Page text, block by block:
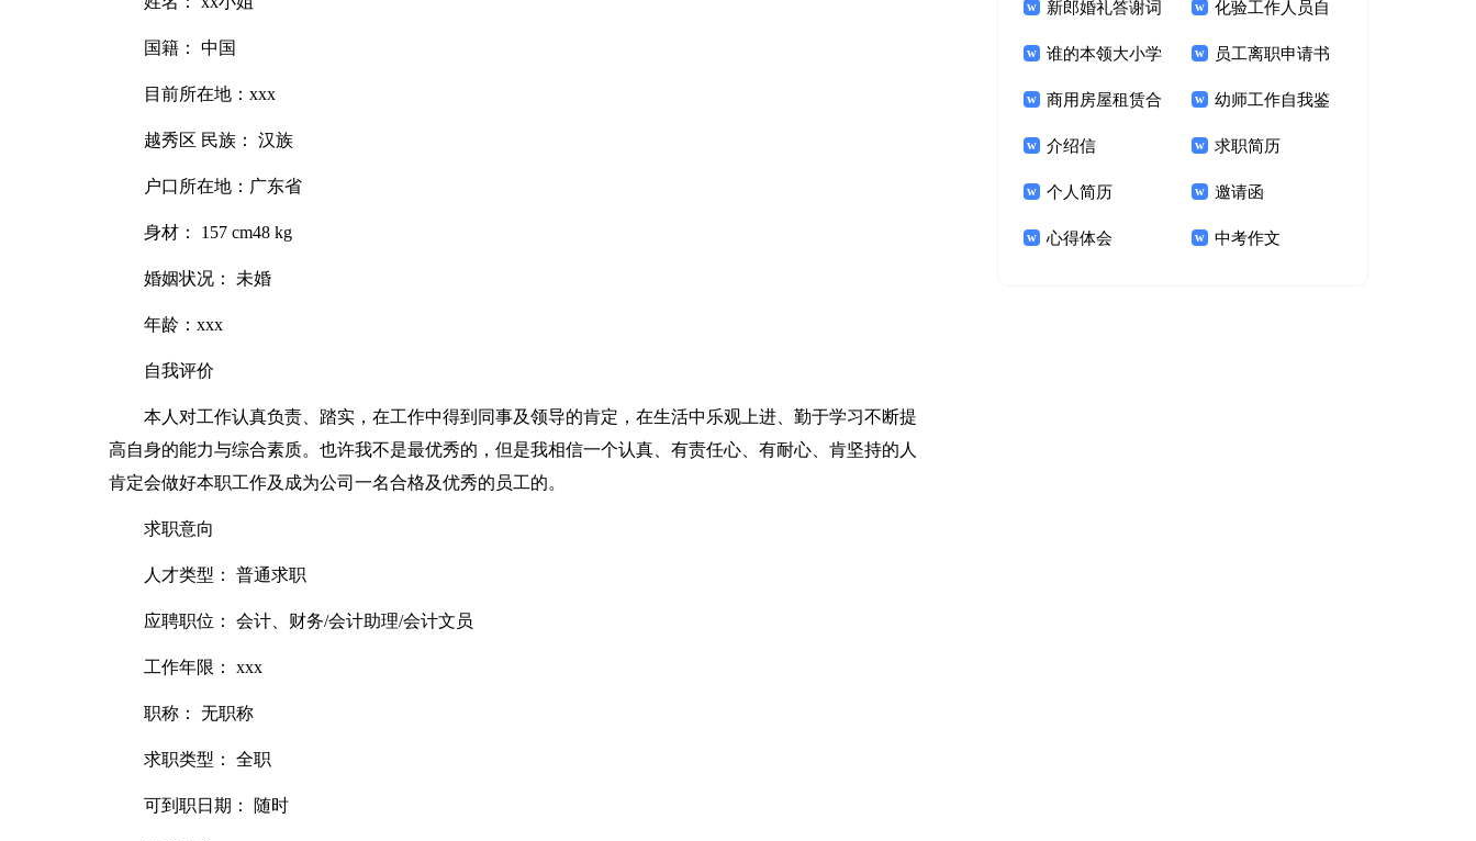
国籍： 中国
目前所在地：xxx
越秀区 民族： 汉族
户口所在地：广东省
身材： 157 cm48 kg
婚姻状况： 未婚
年龄：xxx
自我评价
本人对工作认真负责、踏实，在工作中得到同事及领导的肯定，在生活中乐观上进、勤于学习不断提
高自身的能力与综合素质。也许我不是最优秀的，但是我相信一个认真、有责任心、有耐心、肯坚持的人
肯定会做好本职工作及成为公司一名合格及优秀的员工的。
求职意向
人才类型： 普通求职
应聘职位： 会计、财务/会计助理/会计文员
工作年限： xxx
职称： 无职称
求职类型： 全职
可到职日期： 随时
15篇新郎婚礼答谢词
锦集十篇
化验工作人员自
我鉴定
谁的本领大小学
作文
员工离职申请书
商用房屋租赁合
同15篇
幼师工作自我鉴
定(15篇)
介绍信 求职简历
个人简历 邀请函
心得体会 中考作文